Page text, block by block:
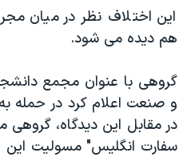
این اختلاف نظر در میان
هم دیده می شود.
گروهی با عنوان مجمع
و صنعت اعلام کرد در حمله
در مقابل این دیدگاه،
سفارت انگلیس" مسولیت این